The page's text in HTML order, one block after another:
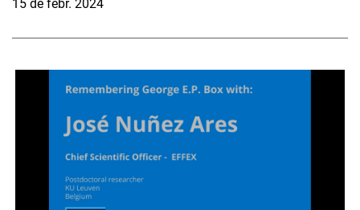
15 de febr. 2024